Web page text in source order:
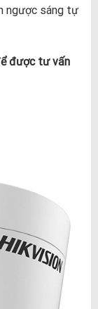
ngược sáng tự
được tư vấn